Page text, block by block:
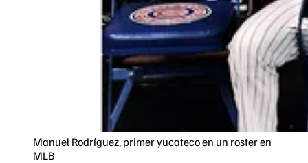
Manuel Rodríguez, primer yucateco en un roster en
MLB